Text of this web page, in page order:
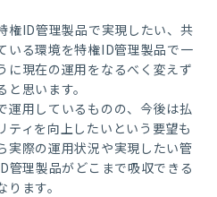
権ID管理製品で実現したい、共
いる環境を特権ID管理製品で一
に現在の運用をなるべく変えず
思います。
運用しているものの、今後は払
ティを向上したいという要望も
実際の運用状況や実現したい管
管理製品がどこまで吸収できる
ます。